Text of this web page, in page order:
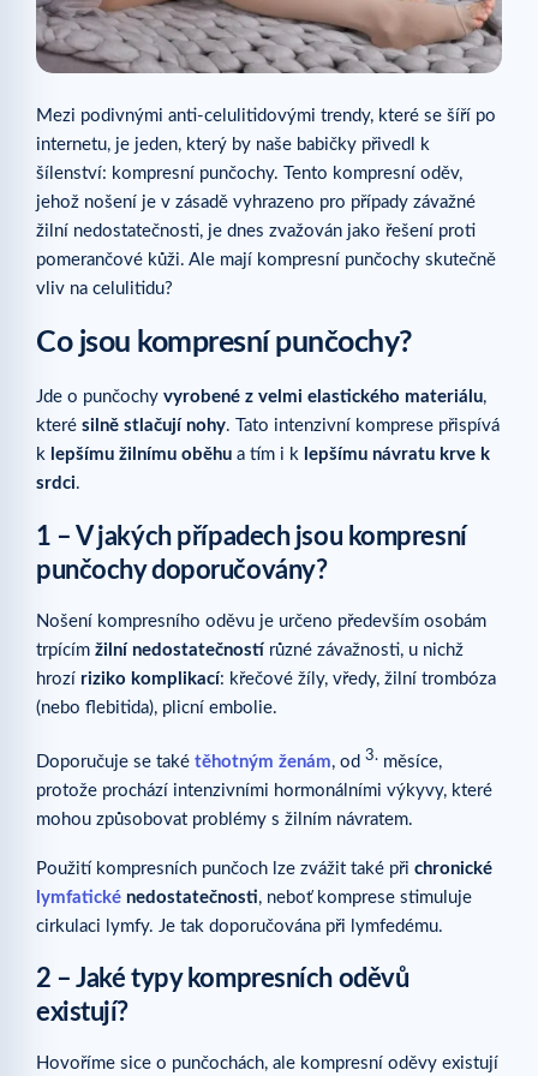
Mezi podivnými anti-celulitidovými trendy, které se šíří po
internetu, je jeden, který by naše babičky přivedl k
šílenství: kompresní punčochy. Tento kompresní oděv,
jehož nošení je v zásadě vyhrazeno pro případy závažné
žilní nedostatečnosti, je dnes zvažován jako řešení proti
pomerančové kůži. Ale mají kompresní punčochy skutečně
vliv na celulitidu?
Co jsou kompresní punčochy?
Jde o punčochy vyrobené z velmi elastického materiálu,
které silně stlačují nohy. Tato intenzivní komprese přispívá
k lepšímu žilnímu oběhu a tím i k lepšímu návratu krve k
srdci.
1 – V jakých případech jsou kompresní
punčochy doporučovány?
Nošení kompresního oděvu je určeno především osobám
trpícím žilní nedostatečností různé závažnosti, u nichž
hrozí riziko komplikací: křečové žíly, vředy, žilní trombóza
(nebo flebitida), plicní embolie.
Doporučuje se také těhotným ženám, od 3. měsíce,
protože prochází intenzivními hormonálními výkyvy, které
mohou způsobovat problémy s žilním návratem.
Použití kompresních punčoch lze zvážit také při chronické
lymfatické nedostatečnosti, neboť komprese stimuluje
cirkulaci lymfy. Je tak doporučována při lymfedému.
2 – Jaké typy kompresních oděvů
existují?
Hovoříme sice o punčochách, ale kompresní oděvy existují